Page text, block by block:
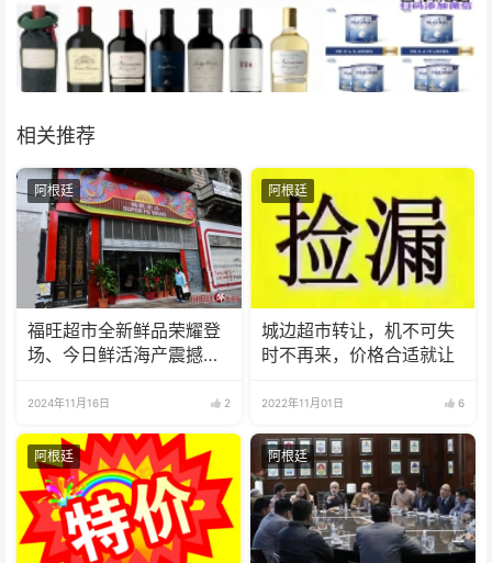
相关推荐
阿根廷
福旺超市全新鲜品荣耀登
场、今日鲜活海产震撼来
2024年11月16日 2
阿根廷
城边超市转让，机不可失
时不再来，价格合适就让
2022年11月01日 6
阿根廷 阿根廷